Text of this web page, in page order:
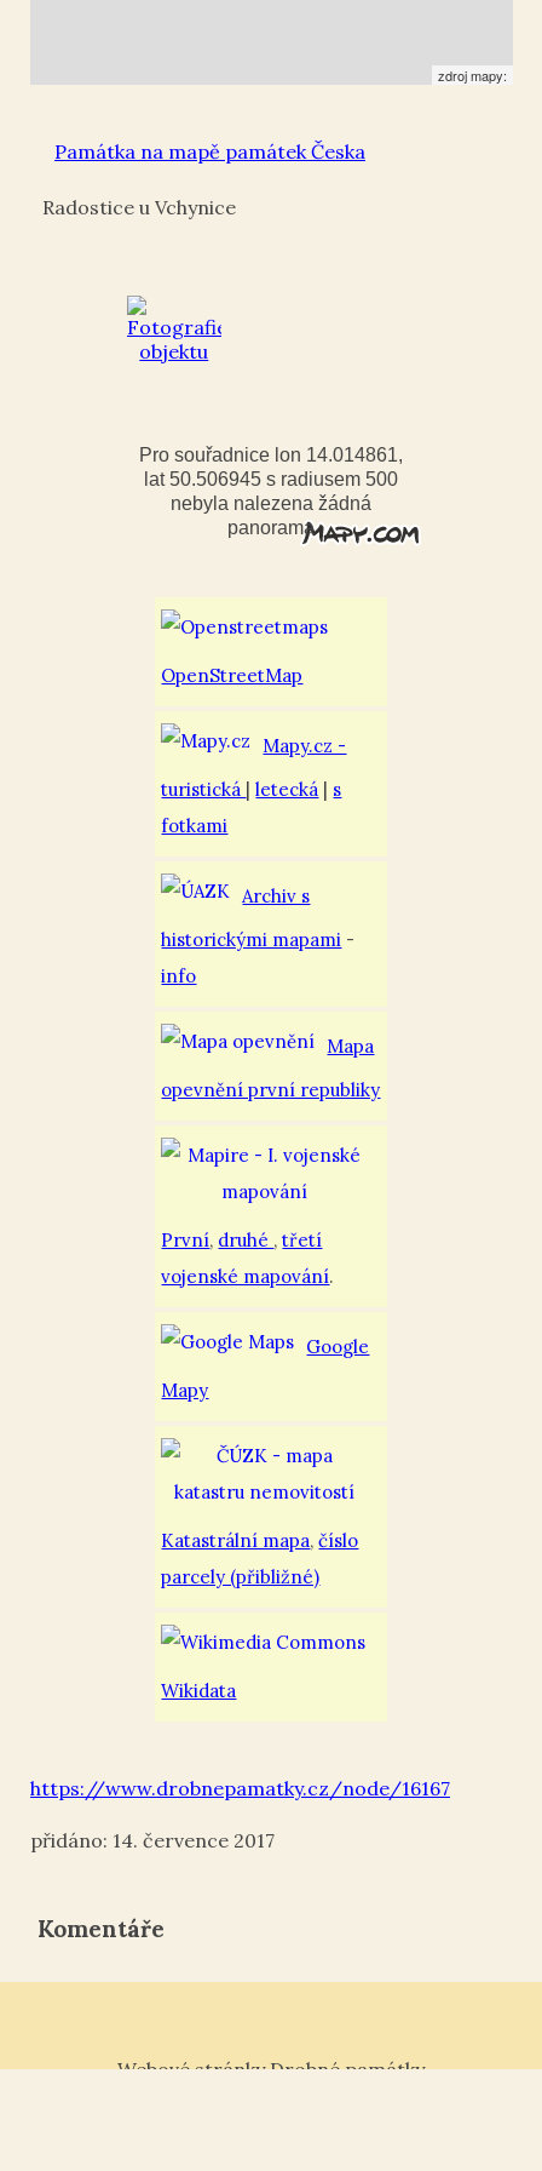
zdroj mapy:
Památka na mapě památek Česka
Radostice u Vchynice
Pro souřadnice lon 14.014861,
lat 50.506945 s radiusem 500
nebyla nalezena žádná
panorama
OpenStreetMap
Mapy.cz -
turistická |letecká | s
fotkami
Archiv s
historickými mapami -
info
Mapa
opevnění první republiky
První, druhé ,třetí
vojenské mapování.
Google
Mapy
Katastrální mapa,číslo
parcely (přibližné)
Wikidata
https://www.drobnepamatky.cz/node/16167
14. července 2017
Komentáře
Webové stránky Drobné památky